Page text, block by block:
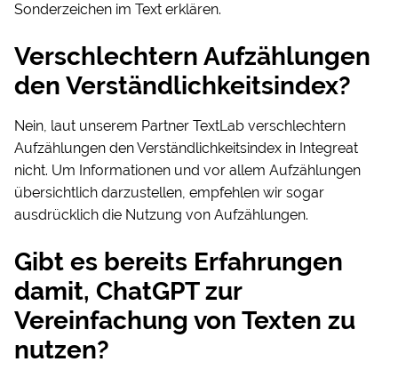
Sonderzeichen im Text erklären.
Verschlechtern Aufzählungen
den Verständlichkeitsindex?
Nein, laut unserem Partner TextLab verschlechtern
Aufzählungen den Verständlichkeitsindex in Integreat
nicht. Um Informationen und vor allem Aufzählungen
übersichtlich darzustellen, empfehlen wir sogar
ausdrücklich die Nutzung von Aufzählungen.
Gibt es bereits Erfahrungen
damit, ChatGPT zur
Vereinfachung von Texten zu
nutzen?